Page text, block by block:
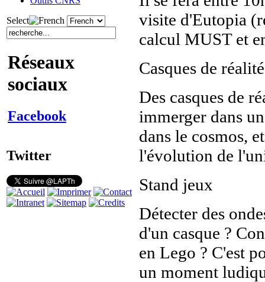
Select
Réseaux
sociaux
Facebook
Twitter
visite d'Eutopia
calcul MUST et
Casques de
Des casques de
immerger dans
dans le cosmos,
l'évolution de
Stand jeux
Détecter des
d'un casque ?
en Lego ? C'est
un moment